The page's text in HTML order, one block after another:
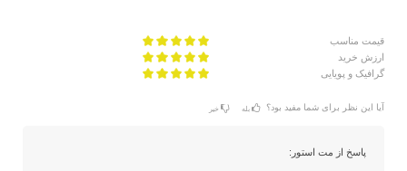
قیمت مناسب
ارزش خرید
گرافیک و پویایی
آیا این نظر برای شما مفید بود؟ بله خیر
پاسخ از مت استور: